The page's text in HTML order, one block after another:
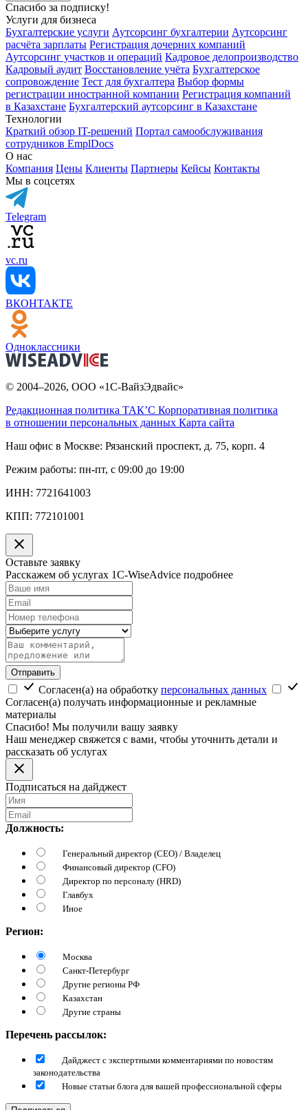
Спасибо за подписку!
Услуги для бизнеса
Бухгалтерские услуги Аутсорсинг бухгалтерии Аутсорсинг
расчёта зарплаты Регистрация дочерних компаний
Аутсорсинг участков и операций Кадровое делопроизводство
Кадровый аудит Восстановление учёта Бухгалтерское
сопровождение Тест для бухгалтера Выбор формы
регистрации иностранной компании Регистрация компаний
в Казахстане Бухгалтерский аутсорсинг в Казахстане
Технологии
Краткий обзор IT-решений Портал самообслуживания
сотрудников EmplDocs
О нас
Компания Цены Клиенты Партнеры Кейсы Контакты
Мы в соцсетях
Telegram
vc.ru
ВКОНТАКТЕ
Одноклассники
© 2004–2026, ООО «1С-ВайзЭдвайс»
Редакционная политика ТАК’C Корпоративная политика
в отношении персональных данных Карта сайта
Наш офис в Москве: Рязанский проспект, д. 75, корп. 4
Режим работы: пн-пт, с 09:00 до 19:00
ИНН: 7721641003
КПП: 772101001
Оставьте заявку
Расскажем об услугах 1C-WiseAdvice подробнее
Отправить
Согласен(а) на обработку персональных данных
Согласен(а) получать информационные и рекламные
материалы
Спасибо! Мы получили вашу заявку
Наш менеджер свяжется с вами, чтобы уточнить детали и
рассказать об услугах
Подписаться на дайджест
Должность:
Генеральный директор (CEO) / Владелец
Финансовый директор (CFO)
Директор по персоналу (HRD)
Главбух
Иное
Регион:
Москва
Санкт-Петербург
Другие регионы РФ
Казахстан
Другие страны
Перечень рассылок:
Дайджест с экспертными комментариями по новостям
законодательства
Новые статьи блога для вашей профессиональной сферы